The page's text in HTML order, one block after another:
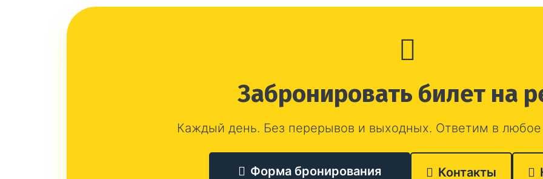
Забронировать билет на
Каждый день. Без перерывов и выходных. Ответим в
Форма бронирования Контакты